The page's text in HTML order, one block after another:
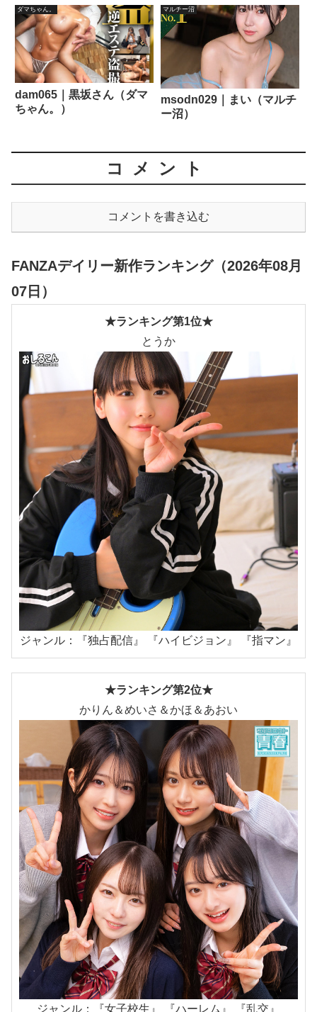
ダマちゃん。
dam065｜黒坂さん（ダマ
ちゃん。）
マルチー沼
msodn029｜まい（マルチ
ー沼）
コメント
コメントを書き込む
FANZAデイリー新作ランキング（2026年08月
07日）
★ランキング第1位★
とうか
ジャンル：『独占配信』 『ハイビジョン』 『指マン』
★ランキング第2位★
かりん＆めいさ＆かほ＆あおい
ジャンル：『女子校生』 『ハーレム』 『乱交』